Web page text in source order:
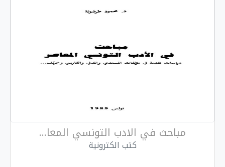
مباحث في الادب التونسي المعا...
كتب الكترونية